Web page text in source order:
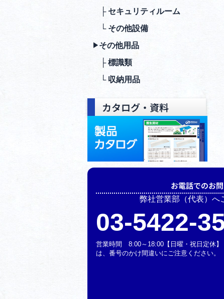
├ セキュリティルーム
└ その他設備
▶︎ その他⽤品
├ 標識類
└ 収納⽤品
カタログ・資料
お電話でのお
弊社営業部（代表）へ
03-5422-
営業時間 8:00～18:00【日曜・祝日定休
は、番号のかけ間違いにご注意ください。